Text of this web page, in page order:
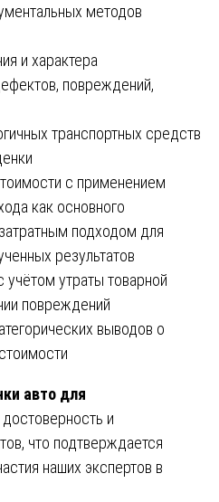
методов
и характера
повреждений,
транспортных средств
с применением
как основного
подходом для
результатов
учётом утраты товарной
повреждений
выводов о
авто для
и
что подтверждается
наших экспертов в